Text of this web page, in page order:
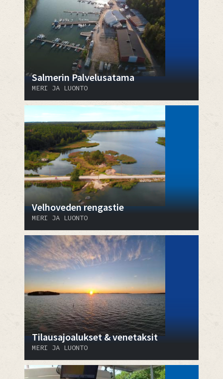
Salmerin Palvelusatama
MERI JA LUONTO
Velhoveden rengastie
MERI JA LUONTO
Tilausajoalukset & venetaksit
MERI JA LUONTO